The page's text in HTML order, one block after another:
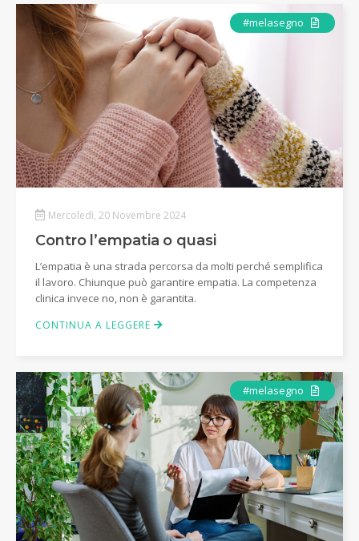
#melasegno Articolo
Mercoledì, 20 Novembre 2024
Contro l’empatia o quasi
L’empatia è una strada percorsa da molti perché semplifica
il lavoro. Chiunque può garantire empatia. La competenza
clinica invece no, non è garantita.
CONTINUA A LEGGERE
#melasegno Articolo